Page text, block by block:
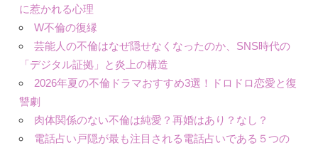
に惹かれる心理
W不倫の復縁
芸能人の不倫はなぜ隠せなくなったのか、SNS時代の
「デジタル証拠」と炎上の構造
2026年夏の不倫ドラマおすすめ3選！ドロドロ恋愛と復
讐劇
肉体関係のない不倫は純愛？再婚はあり？なし？
電話占い戸隠が最も注目される電話占いである５つの